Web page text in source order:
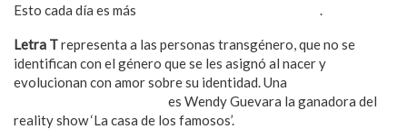
Esto cada día es más
.
Letra Trepresenta a las personas transgénero, que no se
identifican con el género que se les asignó al nacer y
evolucionan con amor sobre su identidad. Una
es Wendy Guevara la ganadora del
reality show ‘La casa de los famosos’.